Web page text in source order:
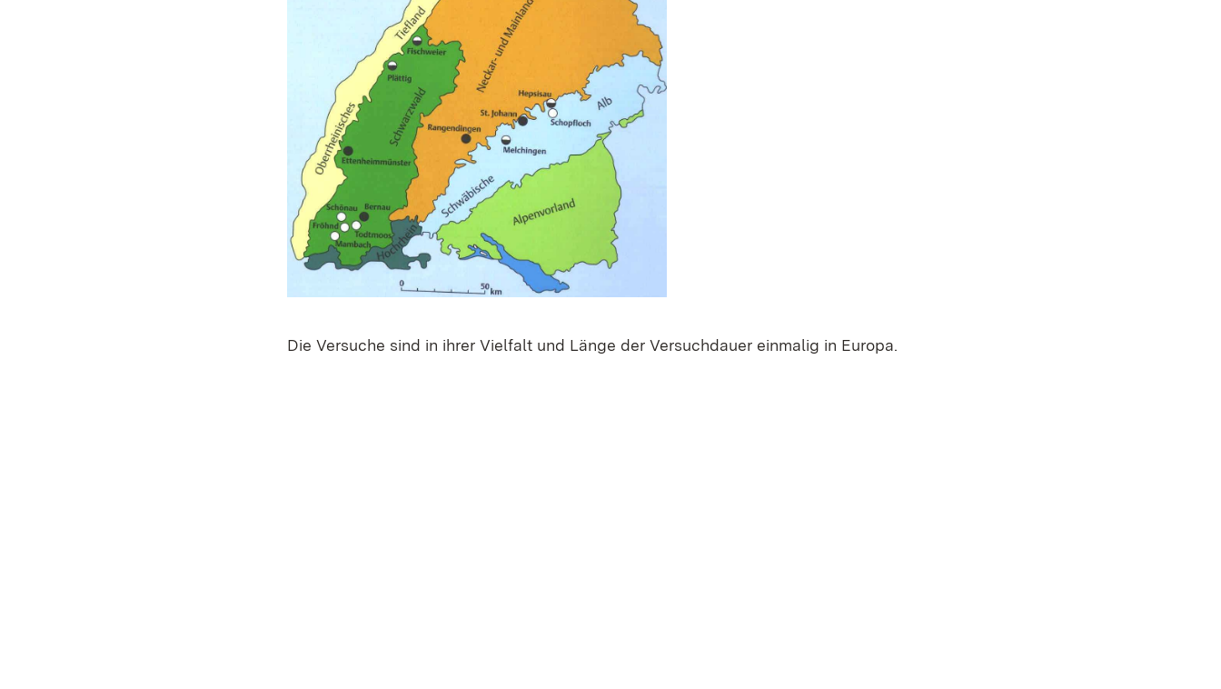
Die Versuche sind in ihrer Vielfalt und Länge der Versuchdauer einmalig in Europa.